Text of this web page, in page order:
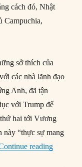
cách đó, Nhật
Campuchia,
sở thích của
các nhà lãnh đạo
Anh, đã tận
với Trump để
hai tới Vương
này “thực sự mang
reading“Học